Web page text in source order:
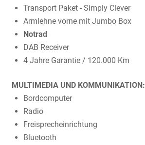
Transport Paket - Simply Clever
Armlehne vorne mit Jumbo Box
Notrad
DAB Receiver
4 Jahre Garantie / 120.000 Km
MULTIMEDIA UND KOMMUNIKATION:
Bordcomputer
Radio
Freisprecheinrichtung
Bluetooth